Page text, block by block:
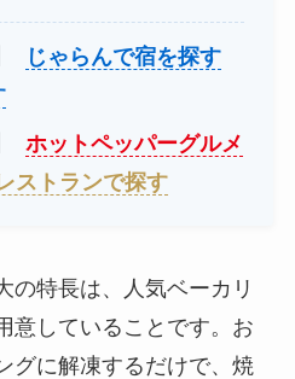
じゃらんで宿を探す
ホットペッパーグルメ
ストランで探す
の特長は、人気ベーカリ
意していることです。お
グに解凍するだけで、焼